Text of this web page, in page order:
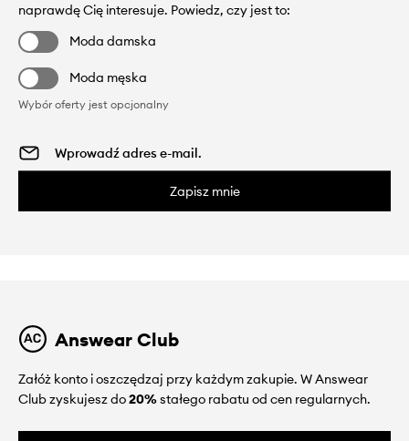
naprawdę Cię interesuje. Powiedz, czy jest to:
Moda damska
Moda męska
Wybór oferty jest opcjonalny
Zapisz mnie
Answear Club
Załóż konto i oszczędzaj przy każdym zakupie. W Answear
Club zyskujesz do20%stałego rabatu od cen regularnych.